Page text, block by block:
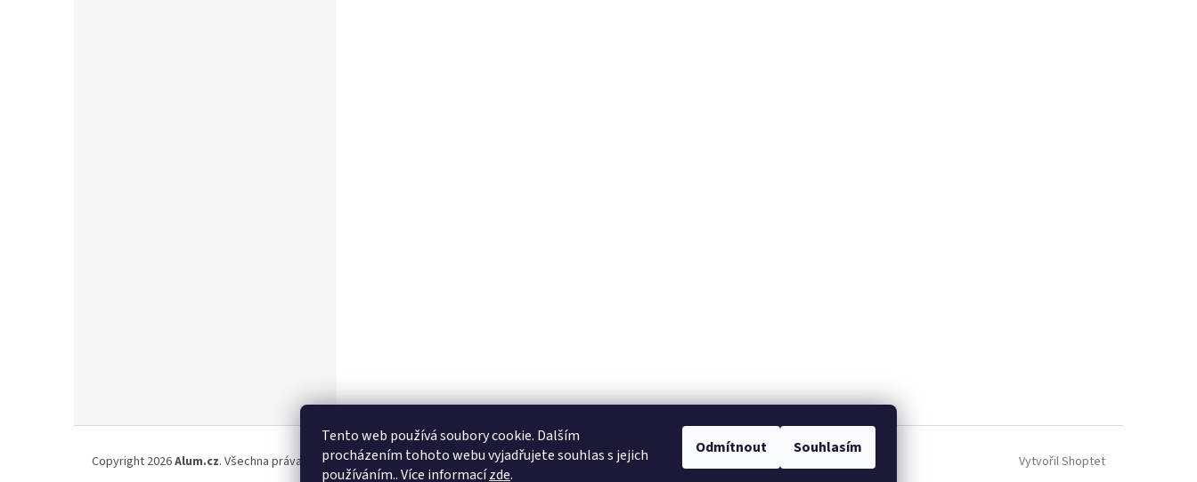
Tento web používá soubory cookie. Dalším
procházením tohoto webu vyjadřujete souhlas s jejich
používáním.. Více informacízde.
Odmítnout Souhlasím
Vytvořil Shoptet
Copyright 2026Alum.cz. Všechna práva vyhrazena.